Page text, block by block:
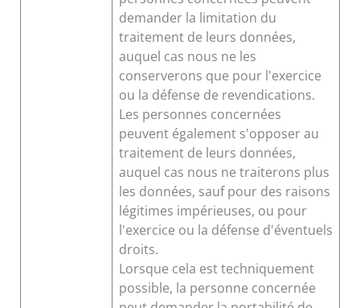
demander la limitation du
traitement de leurs données,
auquel cas nous ne les
conserverons que pour l'exercice
ou la défense de revendications.
Les personnes concernées
peuvent également s'opposer au
traitement de leurs données,
auquel cas nous ne traiterons plus
les données, sauf pour des raisons
légitimes impérieuses, ou pour
l'exercice ou la défense d'éventuels
droits.
Lorsque cela est techniquement
possible, la personne concernée